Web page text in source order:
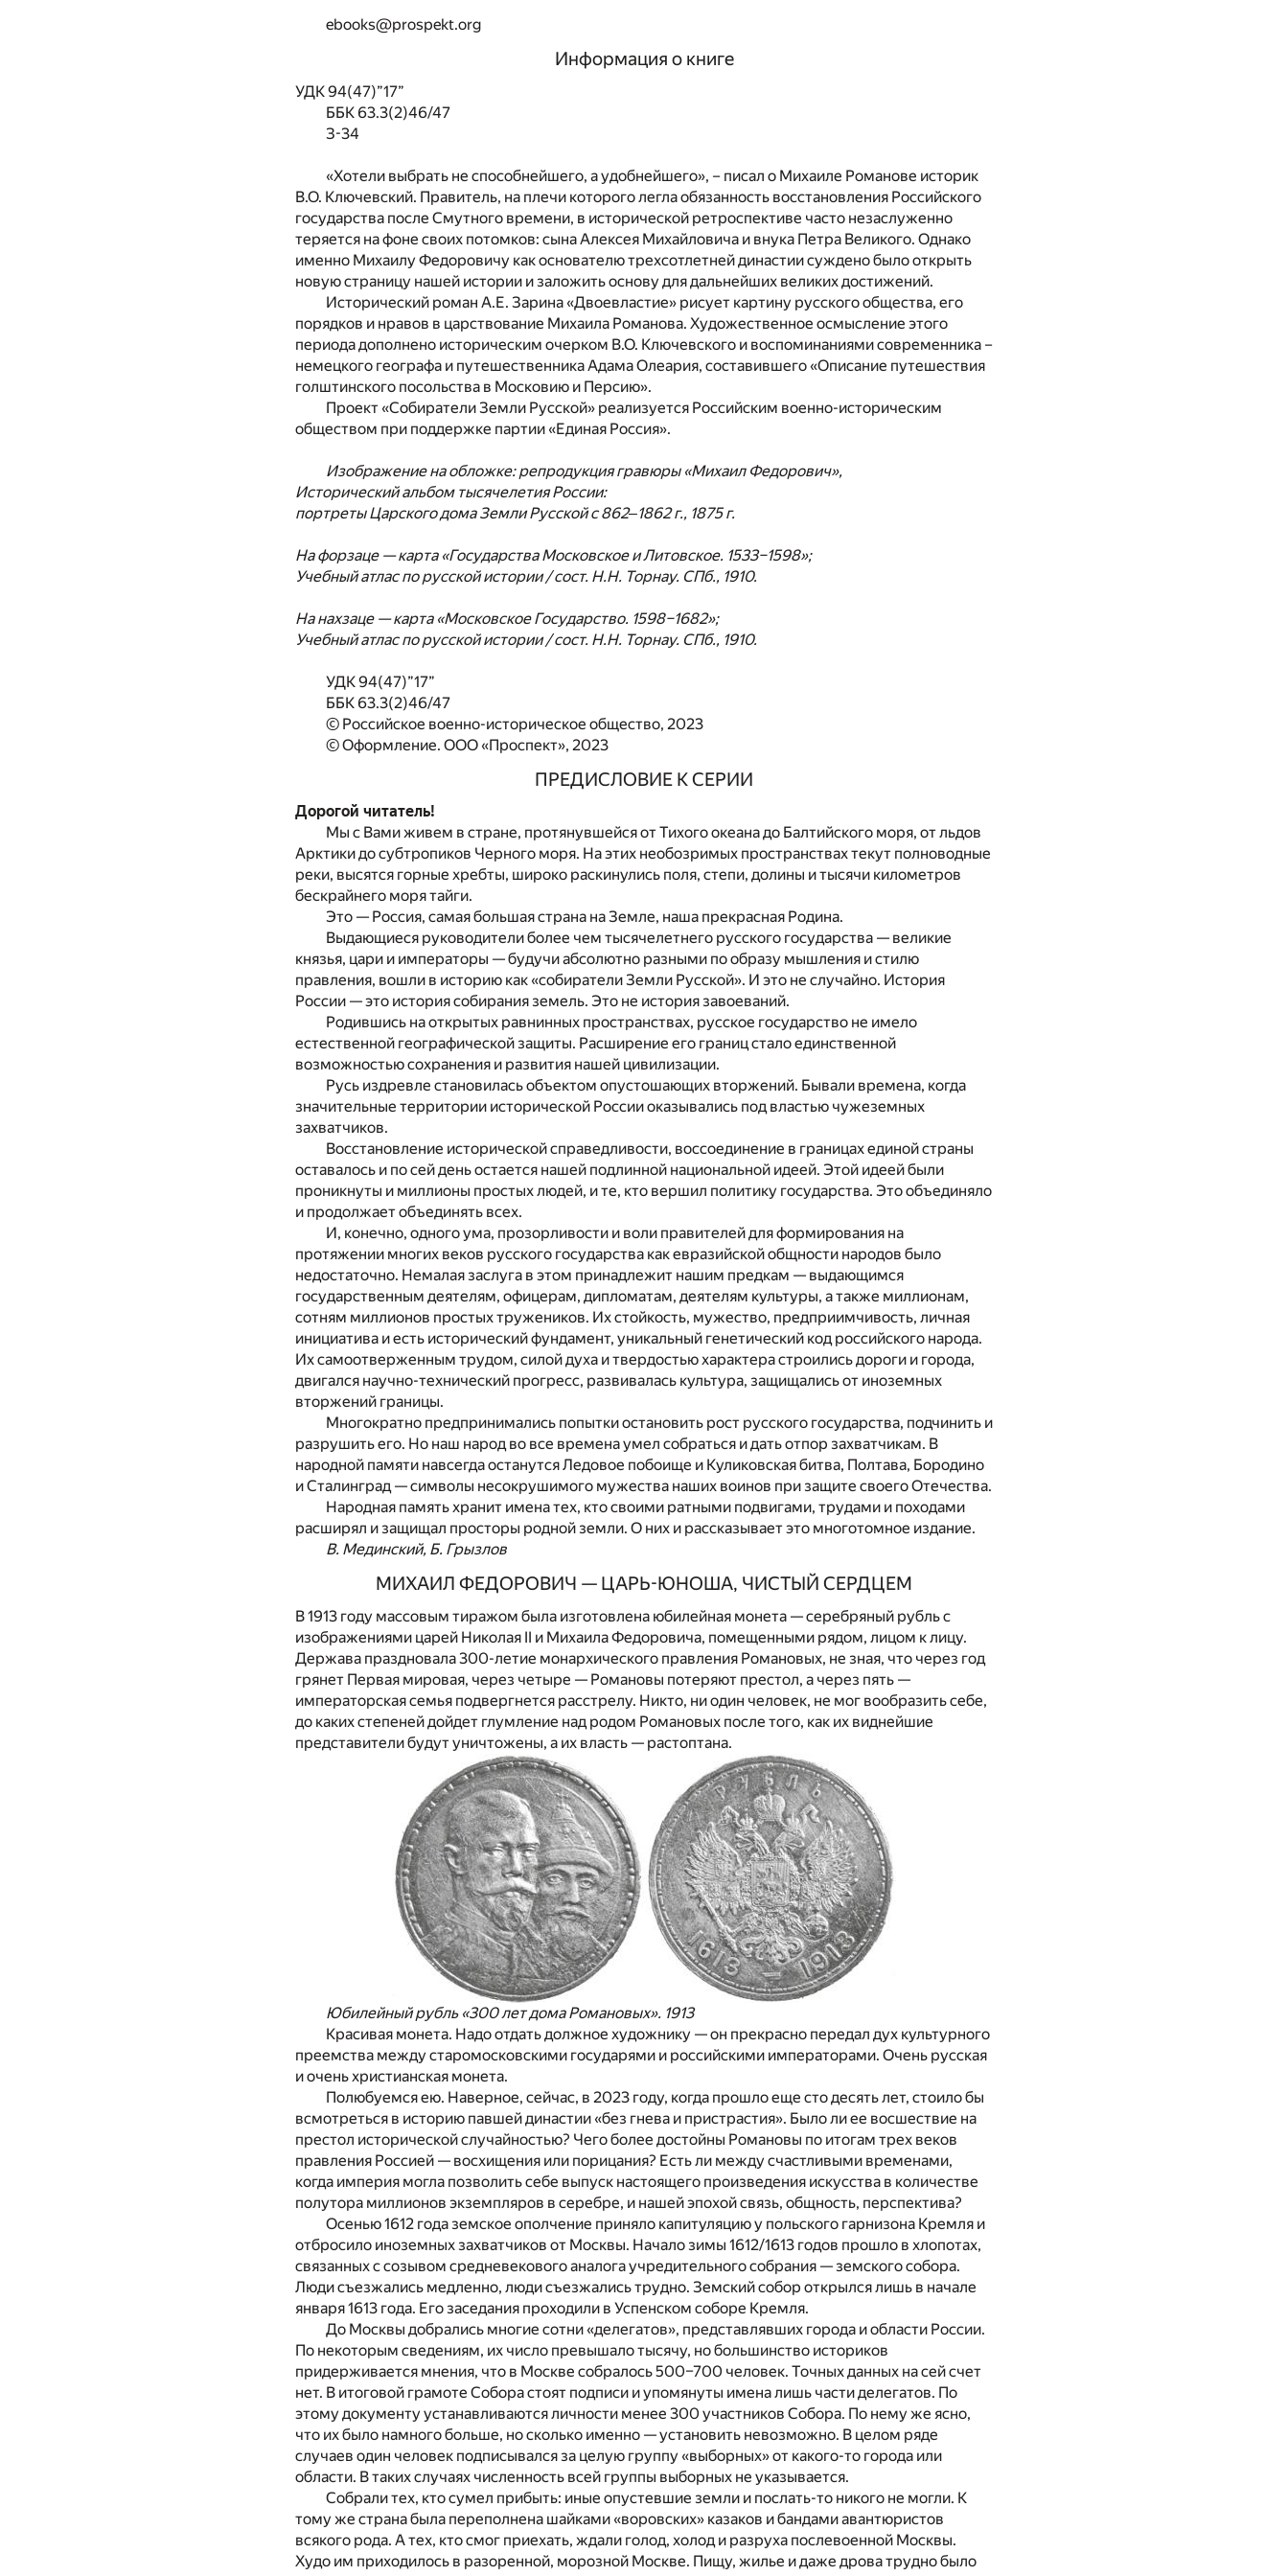
ebooks@prospekt.org
Информация о книге
УДК 94(47)”17”
ББК 63.3(2)46/47
З-34
«Хотели выбрать не способнейшего, а удобнейшего», – писал о Михаиле Романове историк
В.О. Ключевский. Правитель, на плечи которого легла обязанность восстановления Российского
государства после Смутного времени, в исторической ретроспективе часто незаслуженно
теряется на фоне своих потомков: сына Алексея Михайловича и внука Петра Великого. Однако
именно Михаилу Федоровичу как основателю трехсотлетней династии суждено было открыть
новую страницу нашей истории и заложить основу для дальнейших великих достижений.
Исторический роман А.Е. Зарина «Двоевластие» рисует картину русского общества, его
порядков и нравов в царствование Михаила Романова. Художественное осмысление этого
периода дополнено историческим очерком В.О. Ключевского и воспоминаниями современника –
немецкого географа и путешественника Адама Олеария, составившего «Описание путешествия
голштинского посольства в Московию и Персию».
Проект «Собиратели Земли Русской» реализуется Российским военно-историческим
обществом при поддержке партии «Единая Россия».
Изображение на обложке: репродукция гравюры «Михаил Федорович»,
Исторический альбом тысячелетия России:
портреты Царского дома Земли Русской с 862‒1862 г., 1875 г.
На форзаце — карта «Государства Московское и Литовское. 1533–1598»;
Учебный атлас по русской истории / сост. Н.Н. Торнау. СПб., 1910.
На нахзаце — карта «Московское Государство. 1598–1682»;
Учебный атлас по русской истории / сост. Н.Н. Торнау. СПб., 1910.
УДК 94(47)”17”
ББК 63.3(2)46/47
© Российское военно-историческое общество, 2023
© Оформление. ООО «Проспект», 2023
ПРЕДИСЛОВИЕ К СЕРИИ
Дорогой читатель!
Мы с Вами живем в стране, протянувшейся от Тихого океана до Балтийского моря, от льдов
Арктики до субтропиков Черного моря. На этих необозримых пространствах текут полноводные
реки, высятся горные хребты, широко раскинулись поля, степи, долины и тысячи километров
бескрайнего моря тайги.
Это — Россия, самая большая страна на Земле, наша прекрасная Родина.
Выдающиеся руководители более чем тысячелетнего русского государства — великие
князья, цари и императоры — будучи абсолютно разными по образу мышления и стилю
правления, вошли в историю как «собиратели Земли Русской». И это не случайно. История
России — это история собирания земель. Это не история завоеваний.
Родившись на открытых равнинных пространствах, русское государство не имело
естественной географической защиты. Расширение его границ стало единственной
возможностью сохранения и развития нашей цивилизации.
Русь издревле становилась объектом опустошающих вторжений. Бывали времена, когда
значительные территории исторической России оказывались под властью чужеземных
захватчиков.
Восстановление исторической справедливости, воссоединение в границах единой страны
оставалось и по сей день остается нашей подлинной национальной идеей. Этой идеей были
проникнуты и миллионы простых людей, и те, кто вершил политику государства. Это объединяло
и продолжает объе­динять всех.
И, конечно, одного ума, прозорливости и воли правителей для формирования на
протяжении многих веков русского государства как евразийской общности народов было
недостаточно. Немалая заслуга в этом принадлежит нашим предкам — выдающимся
государственным деятелям, офицерам, дипломатам, деятелям культуры, а также миллионам,
сотням миллионов простых тружеников. Их стойкость, мужество, предприимчивость, личная
инициатива и есть исторический фундамент, уникальный генетический код российского народа.
Их самоотверженным трудом, силой духа и твердостью характера строились дороги и города,
двигался научно-технический прогресс, развивалась культура, защищались от иноземных
вторжений границы.
Многократно предпринимались попытки остановить рост русского государства, подчинить и
разрушить его. Но наш народ во все времена умел собраться и дать отпор захватчикам. В
народной памяти навсегда останутся Ледовое побоище и Куликовская битва, Полтава, Бородино
и Сталинград — символы несокрушимого мужества наших воинов при защите своего Отечества.
Народная память хранит имена тех, кто своими ратными подвигами, трудами и походами
расширял и защищал просторы родной земли. О них и рассказывает это многотомное издание.
В. Мединский, Б. Грызлов
МИХАИЛ ФЕДОРОВИЧ — ЦАРЬ-ЮНОША, ЧИСТЫЙ СЕРДЦЕМ
В 1913 году массовым тиражом была изготовлена юбилейная монета — серебряный рубль с
изображениями царей Николая II и Михаила Федоровича, помещенными рядом, лицом к лицу.
Держава праздновала 300-летие монархического правления Романовых, не зная, что через год
грянет Первая мировая, через четыре — Романовы потеряют престол, а через пять —
императорская семья подвергнется расстрелу. Никто, ни один человек, не мог вообразить себе,
до каких степеней дойдет глумление над родом Романовых после того, как их виднейшие
представители будут уничтожены, а их власть — растоптана.
Юбилейный рубль «300 лет дома Романовых». 1913
Красивая монета. Надо отдать должное художнику — он прекрасно передал дух культурного
преемства между старомосковскими государями и российскими императорами. Очень русская
и очень христианская монета.
Полюбуемся ею. Наверное, сейчас, в 2023 году, когда прошло еще сто десять лет, стоило бы
всмотреться в историю павшей династии «без гнева и пристрастия». Было ли ее восшествие на
престол исторической случайностью? Чего более достойны Романовы по итогам трех веков
правления Россией — восхищения или порицания? Есть ли между счастливыми временами,
когда империя могла позволить себе выпуск настоящего произведения искусства в количестве
полутора миллионов экземпляров в серебре, и нашей эпохой связь, общность, перспектива?
Осенью 1612 года земское ополчение приняло капитуляцию у польского гарнизона Кремля и
отбросило иноземных захватчиков от Москвы. Начало зимы 1612/1613 годов прошло в хлопотах,
связанных с созывом средневекового аналога учредительного собрания — земского собора.
Люди съезжались медленно, люди съезжались трудно. Земский собор открылся лишь в начале
января 1613 года. Его заседания проходили в Успенском соборе Кремля.
До Москвы добрались многие сотни «делегатов», представлявших города и области России.
По некоторым сведениям, их число превышало тысячу, но большинство историков
придерживается мнения, что в Москве собралось 500–700 человек. Точных данных на сей счет
нет. В итоговой грамоте Собора стоят подписи и упомянуты имена лишь части делегатов. По
этому документу устанавливаются личности менее 300 участников Собора. По нему же ясно,
что их было намного больше, но сколько именно — установить невозможно. В целом ряде
случаев один человек подписывался за целую группу «выборных» от какого-то города или
области. В таких случаях численность всей группы выборных не указывается.
Собрали тех, кто сумел прибыть: иные опустевшие земли и послать-то никого не могли. К
тому же страна была переполнена шайками «воровских» казаков и бандами авантюристов
всякого рода. А тех, кто смог приехать, ждали голод, холод и разруха послевоенной Москвы.
Худо им приходилось в разоренной, морозной Москве. Пищу, жилье и даже дрова трудно было